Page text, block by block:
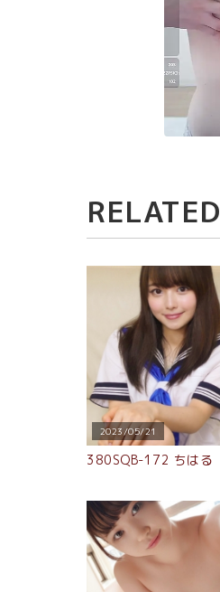
RELATED
2023/05/21
380SQB-172 ちはる